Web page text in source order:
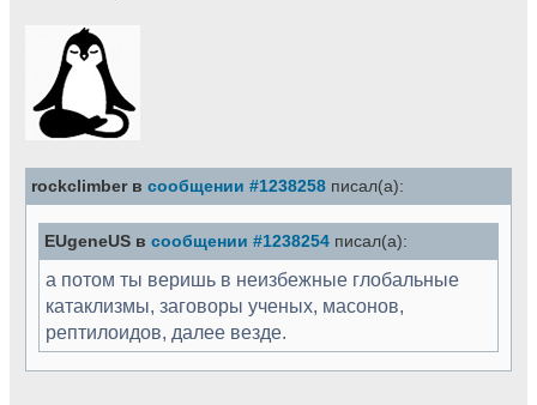
rockclimber в сообщении #1238258 писал(а):
EUgeneUS в сообщении #1238254 писал(а):
а потом ты веришь в неизбежные глобальные
катаклизмы, заговоры ученых, масонов,
рептилоидов, далее везде.